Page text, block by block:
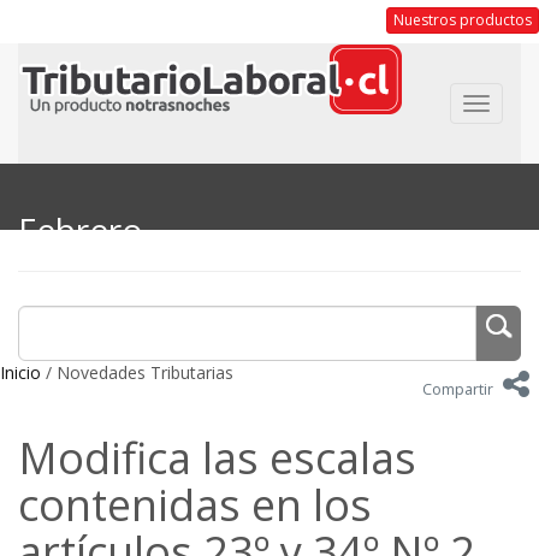
Nuestros productos
Toggle
Febrero
Inicio / Novedades Tributarias
Compartir
Modifica las escalas
contenidas en los